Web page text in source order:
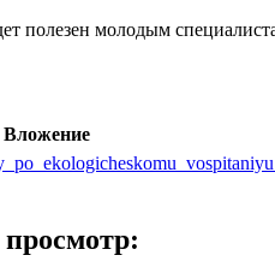
полезен молодым
Вложение